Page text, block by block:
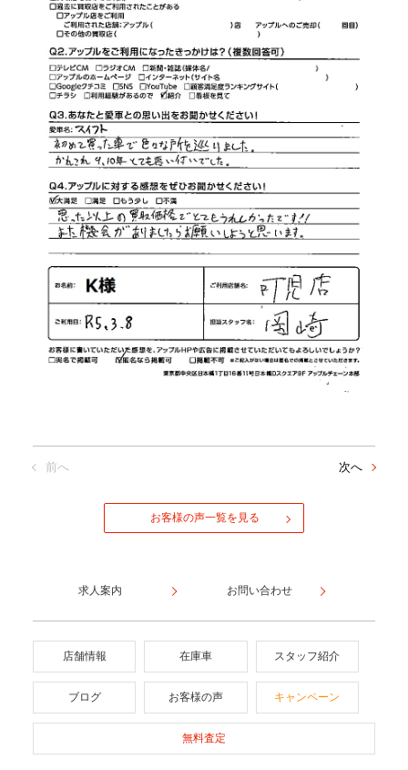
前へ 次へ
お客様の声一覧を見る
求人案内 お問い合わせ
店舗情報 在庫車 スタッフ紹介
ブログ お客様の声 キャンペーン
無料査定